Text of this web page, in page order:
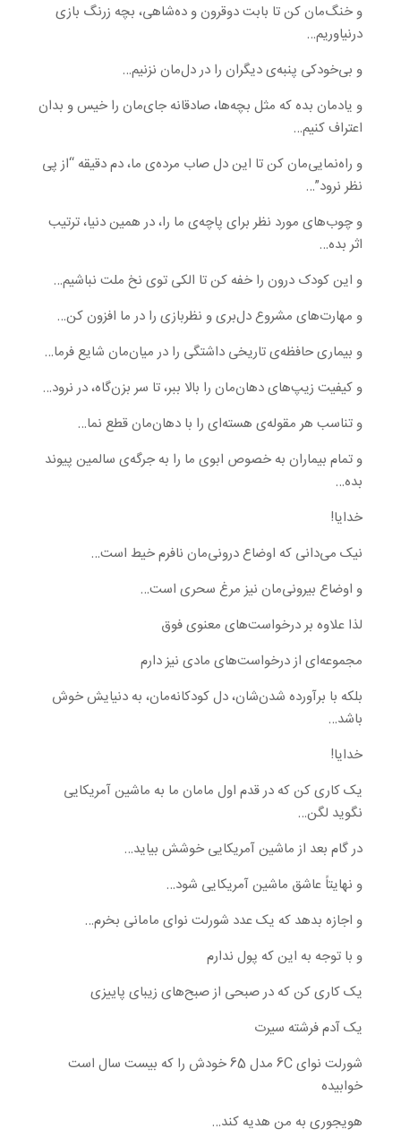
و خنگ‌مان کن تا بابت دوقرون و ده‌شاهی، بچه زرنگ بازی
درنیاوریم…
و بی‌خودکی پنبه‌ی دیگران را در دل‌مان نزنیم…
و یادمان بده که مثل بچه‌ها، صادقانه جای‌مان را خیس و بدان
اعتراف کنیم…
و راه‌نمایی‌مان کن تا این دل صاب مرده‌ی ما، دم دقیقه “از پی
نظر نرود”…
و چوب‌های مورد نظر برای پاچه‌ی ما را، در همین دنیا، ترتیب
اثر بده…
و این کودک درون را خفه کن تا الکی توی نخ ملت نباشیم…
و مهارت‌های مشروع دل‌بری و نظربازی را در ما افزون کن…
و بیماری حافظه‌ی تاریخی داشتگی را در میان‌مان شایع فرما…
و کیفیت زیپ‌های دهان‌مان را بالا ببر، تا سر بزن‌گاه، در نرود…
و تناسب هر مقوله‌ی هسته‌ای را با دهان‌مان قطع نما…
و تمام بیماران به خصوص ابوی ما را به جرگه‌ی سالمین پیوند
بده…
خدایا!
نیک می‌دانی که اوضاع درونی‌مان نافرم خیط است…
و اوضاع بیرونی‌مان نیز مرغ سحری است…
لذا علاوه بر درخواست‌های معنوی فوق
مجموعه‌ای از درخواست‌های مادی نیز دارم
بلکه با برآورده شدن‌شان، دل کودکانه‌مان، به دنیایش خوش
باشد…
خدایا!
یک کاری کن که در قدم اول مامان ما به ماشین آمریکایی
نگوید لگن…
در گام بعد از ماشین آمریکایی خوشش بیاید…
و نهایتاً عاشق ماشین آمریکایی شود…
و اجازه بدهد که یک عدد شورلت نوای مامانی بخرم…
و با توجه به این که پول ندارم
یک کاری کن که در صبحی از صبح‌های زیبای پاییزی
یک آدم فرشته سیرت
شورلت نوای 6C مدل 65 خودش را که بیست سال است
خوابیده
هویجوری به من هدیه کند…